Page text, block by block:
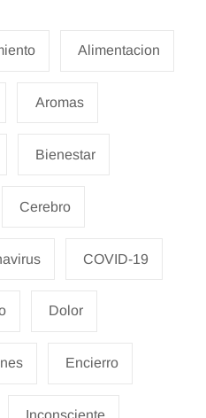
Alimentacion
Aromas
Bienestar
Cerebro
COVID-19
Dolor
Encierro